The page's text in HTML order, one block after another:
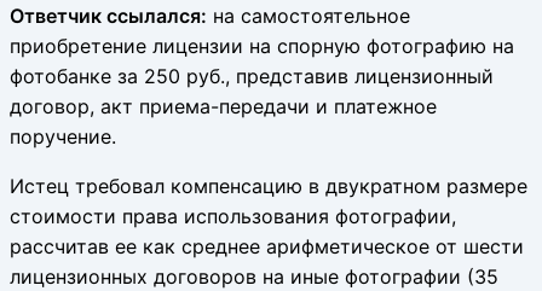
Ответчик ссылался: на самостоятельное
приобретение лицензии на спорную фотографию на
фотобанке за 250 руб., представив лицензионный
договор, акт приема-передачи и платежное
поручение.
Истец требовал компенсацию в двукратном размере
стоимости права использования фотографии,
рассчитав ее как среднее арифметическое от шести
лицензионных договоров на иные фотографии (35